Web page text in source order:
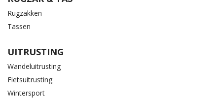
Rugzakken
Tassen
UITRUSTING
Wandeluitrusting
Fietsuitrusting
Wintersport